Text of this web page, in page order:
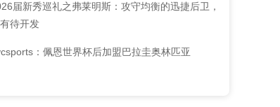
届新秀巡礼之弗莱明斯：攻守均衡的迅捷后卫，三
待开发
：佩恩世界杯后加盟巴拉圭奥林匹亚